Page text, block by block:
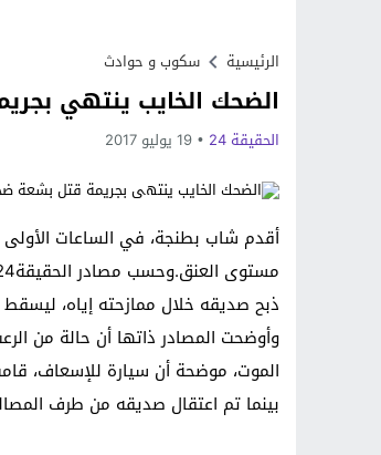
Previous
Next
الرئيسية سكوب و حوادث
الضحك الخايب ينتهي
الحقيقة 24 19 يوليو 2017
أقدم شاب بطنجة، في الساعات
ذبح صديقه خلال ممازحته إياه،
وأوضحت المصادر ذاتها أن حالة من
الموت، موضحة أن سيارة للإسعاف،
بينما تم اعتقال صديقه من طرف